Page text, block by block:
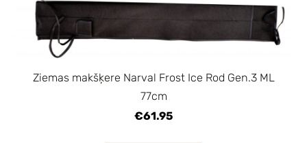
Ziemas makšķere Narval Frost Ice Rod Gen.3 ML
77cm
€61.95